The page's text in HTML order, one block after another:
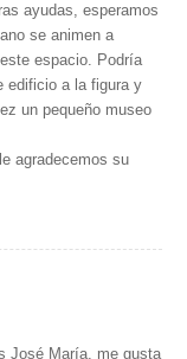
ayudas, esperamos
se animen a
espacio. Podría
edificio a la figura y
un pequeño museo
agradecemos su
José María, me gusta